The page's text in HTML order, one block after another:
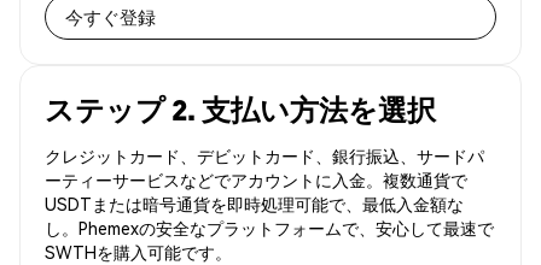
今すぐ登録
ステップ 2. 支払い方法を選択
クレジットカード、デビットカード、銀行振込、サードパ
ーティーサービスなどでアカウントに入金。複数通貨で
USDTまたは暗号通貨を即時処理可能で、最低入金額な
し。Phemexの安全なプラットフォームで、安心して最速で
SWTHを購入可能です。